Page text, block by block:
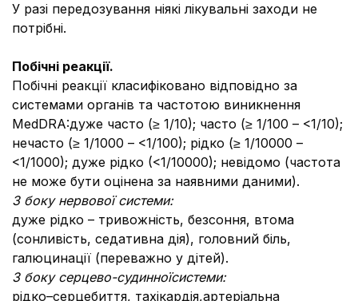
У разі передозування ніякі лікувальні заходи не
потрібні.
Побічні реакції.
Побічні реакції класифіковано відповідно за
системами органів та частотою виникнення
MedDRA:дуже часто (≥ 1/10); часто (≥ 1/100 – <1/10);
нечасто (≥ 1/1000 – <1/100); рідко (≥ 1/10000 –
<1/1000); дуже рідко (<1/10000); невідомо (частота
не може бути оцінена за наявними даними).
З боку нервової системи:
дуже рідко – тривожність, безсоння, втома
(сонливість, седативна дія), головний біль,
галюцинації (переважно у дітей).
З боку серцево-судинноїсистеми:
рідко–серцебиття, тахікардія,артеріальна